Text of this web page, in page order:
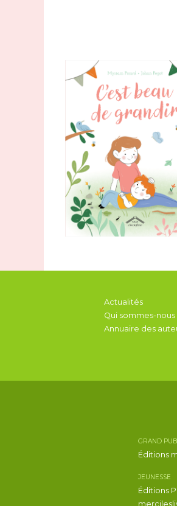
Actualités
Qui sommes-nous
Annuaire des
GRAND
Éditions
JEUNESSE
Éditions